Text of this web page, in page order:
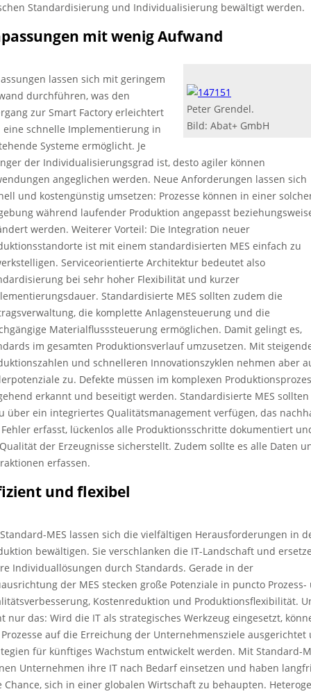
Standardisierung und Individualisierung bewältigt werden.
mit wenig Aufwand
Peter Grendel.
Bild: Abat+ GmbH
lassen sich mit geringem
durchführen, was den
zur Smart Factory erleichtert
eine schnelle Implementierung in
Systeme ermöglicht. Je
der Individualisierungsgrad ist, desto agiler können
angeglichen werden. Neue Anforderungen lassen sich
und kostengünstig umsetzen: Prozesse können in einer
während laufender Produktion angepasst
werden. Weiterer Vorteil: Die Integration neuer
ist mit einem standardisierten MES einfach zu
Serviceorientierte Architektur bedeutet also
bei sehr hoher Flexibilität und kurzer
Standardisierte MES sollten zudem die
die komplette Anlagensteuerung und die
Materialflusssteuerung ermöglichen. Damit gelingt es,
im gesamten Produktionsverlauf umzusetzen. Mit
und schnelleren Innovationszyklen nehmen aber
zu. Defekte müssen im komplexen
erkannt und beseitigt werden. Standardisierte MES sollten
über ein integriertes Qualitätsmanagement verfügen, das
erfasst, lückenlos alle Produktionsschritte dokumentiert
der Erzeugnisse sicherstellt. Zudem sollte es alle Daten
erfassen.
und flexibel
MES lassen sich die vielfältigen Herausforderungen in
bewältigen. Sie verschlanken die IT-Landschaft und
Individuallösungen durch Standards. Gerade in der
der MES stecken große Potenziale in puncto Prozess-
Kostenreduktion und Produktionsflexibilität.
nur das: Wird die IT als strategisches Werkzeug eingesetzt,
auf die Erreichung der Unternehmensziele ausgerichtet
für künftiges Wachstum entwickelt werden. Mit Standard-
Unternehmen ihre IT nach Bedarf einsetzen und haben
Chance, sich in einer globalen Wirtschaft zu behaupten.